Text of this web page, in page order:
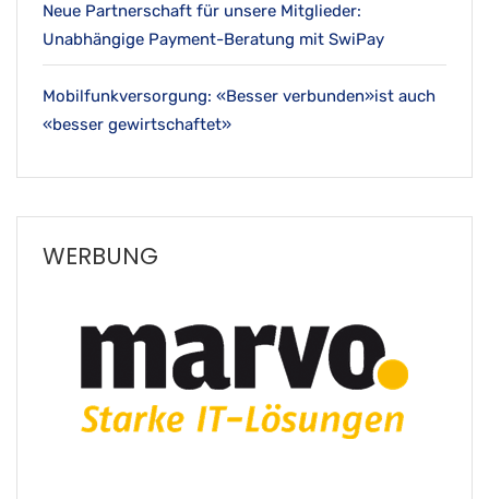
Neue Partnerschaft für unsere Mitglieder:
Unabhängige Payment-Beratung mit SwiPay
Mobilfunkversorgung: «Besser verbunden»ist auch
«besser gewirtschaftet»
WERBUNG